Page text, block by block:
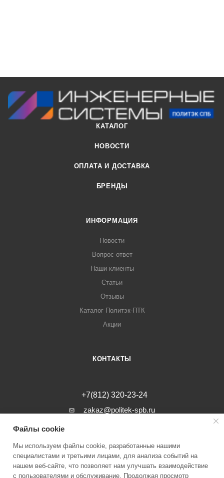
КАТАЛОГ
НОВОСТИ
ОПЛАТА И ДОСТАВКА
БРЕНДЫ
ИНФОРМАЦИЯ
Новости
Вопрос-ответ
Наши клиенты
Статьи
Отзывы
Каталог Политэк-ПТК
Акции
КОНТАКТЫ
+7(812) 320-23-24
zakaz@politek-spb.ru
г. Санкт-Петербург, Минеральная ул, д.
Файлы cookie
Мы используем файлы cookie, разработанные нашими
специалистами и третьими лицами, для анализа событий на
нашем веб-сайте, что позволяет нам улучшать взаимодействие
с пользователями и обслуживание. Продолжая просмотр